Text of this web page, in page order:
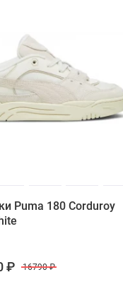
в обувь
Puma 180 Corduroy
₽ 16790 ₽